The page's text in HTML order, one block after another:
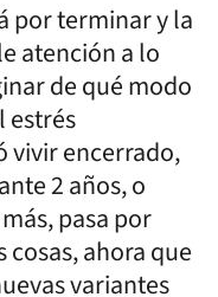
por terminar y la
atención a lo
de qué modo
estrés
vivir encerrado,
2 años, o
pasa por
ahora que
variantes